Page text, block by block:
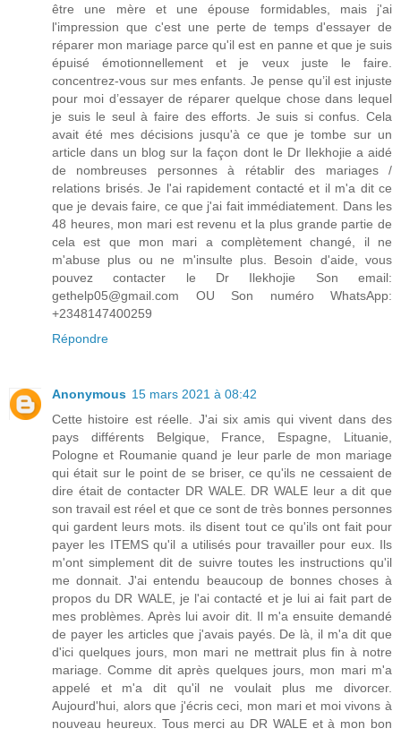
être une mère et une épouse formidables, mais j'ai
l'impression que c'est une perte de temps d'essayer de
réparer mon mariage parce qu'il est en panne et que je suis
épuisé émotionnellement et je veux juste le faire.
concentrez-vous sur mes enfants. Je pense qu’il est injuste
pour moi d’essayer de réparer quelque chose dans lequel
je suis le seul à faire des efforts. Je suis si confus. Cela
avait été mes décisions jusqu'à ce que je tombe sur un
article dans un blog sur la façon dont le Dr Ilekhojie a aidé
de nombreuses personnes à rétablir des mariages /
relations brisés. Je l'ai rapidement contacté et il m'a dit ce
que je devais faire, ce que j'ai fait immédiatement. Dans les
48 heures, mon mari est revenu et la plus grande partie de
cela est que mon mari a complètement changé, il ne
m'abuse plus ou ne m'insulte plus. Besoin d'aide, vous
pouvez contacter le Dr Ilekhojie Son email:
gethelp05@gmail.com OU Son numéro WhatsApp:
+2348147400259
Répondre
Anonymous 15 mars 2021 à 08:42
Cette histoire est réelle. J'ai six amis qui vivent dans des
pays différents Belgique, France, Espagne, Lituanie,
Pologne et Roumanie quand je leur parle de mon mariage
qui était sur le point de se briser, ce qu'ils ne cessaient de
dire était de contacter DR WALE. DR WALE leur a dit que
son travail est réel et que ce sont de très bonnes personnes
qui gardent leurs mots. ils disent tout ce qu'ils ont fait pour
payer les ITEMS qu'il a utilisés pour travailler pour eux. Ils
m'ont simplement dit de suivre toutes les instructions qu'il
me donnait. J'ai entendu beaucoup de bonnes choses à
propos du DR WALE, je l'ai contacté et je lui ai fait part de
mes problèmes. Après lui avoir dit. Il m'a ensuite demandé
de payer les articles que j'avais payés. De là, il m'a dit que
d'ici quelques jours, mon mari ne mettrait plus fin à notre
mariage. Comme dit après quelques jours, mon mari m'a
appelé et m'a dit qu'il ne voulait plus me divorcer.
Aujourd'hui, alors que j'écris ceci, mon mari et moi vivons à
nouveau heureux. Tous merci au DR WALE et à mon bon